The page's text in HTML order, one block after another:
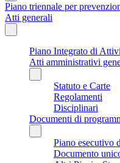
Piano triennale per
Atti generali
Piano Integrato di
Atti amministrativi
Statuto e Carte
Regolamenti
Disciplinari
Documenti di
Piano esecutivo
Documento